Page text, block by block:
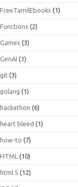
FreeTamilEbooks (1)
Functions (2)
Games (3)
GenAI (1)
git (3)
golang (1)
hackathon (6)
heart bleed (1)
how-to (7)
HTML (10)
html 5 (12)